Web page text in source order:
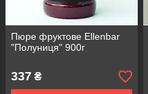
Пюре фруктове Ellenbar
"Полуниця" 900г
337 ₴